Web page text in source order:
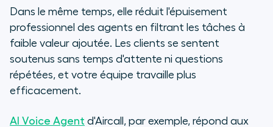
Dans le même temps, elle réduit l'épuisement
professionnel des agents en filtrant les tâches à
faible valeur ajoutée. Les clients se sentent
soutenus sans temps d'attente ni questions
répétées, et votre équipe travaille plus
efficacement.
AI Voice Agent d'Aircall, par exemple, répond aux